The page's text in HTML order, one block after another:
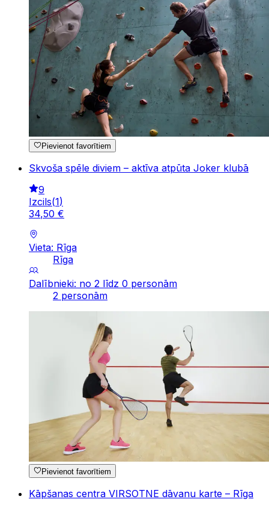
Pievienot favorītiem
Skvoša spēle diviem – aktīva atpūta Joker klubā
9
Izcils(1)
34,50 €
Vieta: Rīga
Rīga
Dalībnieki: no 2 līdz 0 personām
2 personām
Pievienot favorītiem
Kāpšanas centra VIRSOTNE dāvanu karte – Rīga